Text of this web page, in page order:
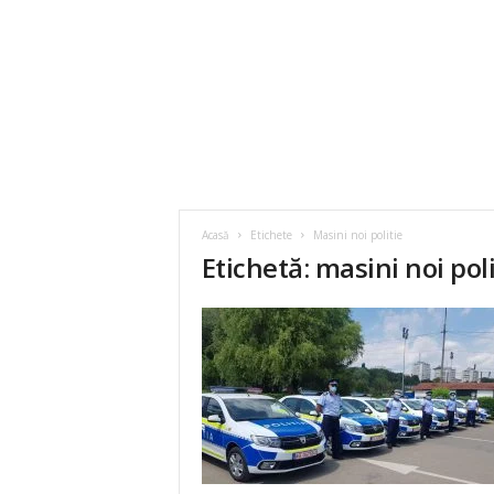
Acasă Etichete Masini noi politie
Etichetă: masini noi